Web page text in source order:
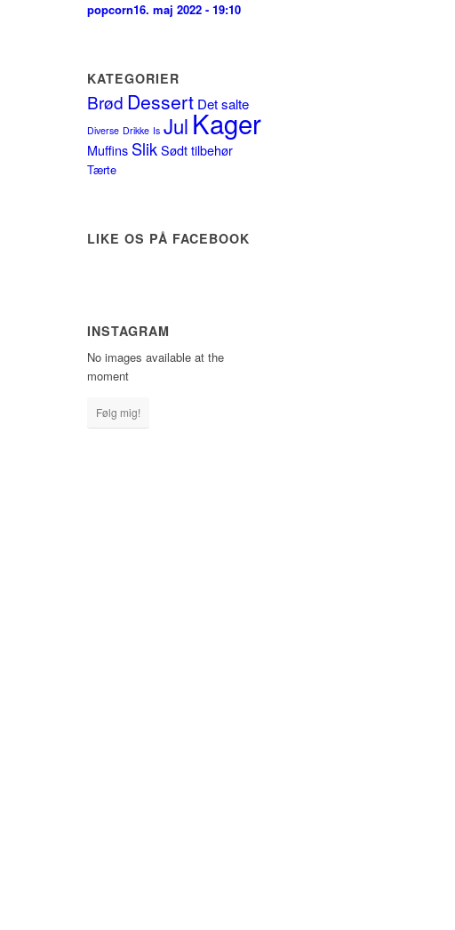
popcorn16. maj 2022 - 19:10
KATEGORIER
Brød Dessert Det salte
Diverse Drikke Is Jul Kager
Muffins Slik Sødt tilbehør
Tærte
LIKE OS PÅ FACEBOOK
INSTAGRAM
No images available at the
moment
Følg mig!